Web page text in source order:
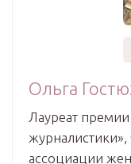
Ольга
Лауреат
ассоциации